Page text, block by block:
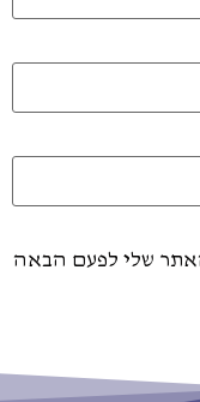
שלי לפעם הבאה